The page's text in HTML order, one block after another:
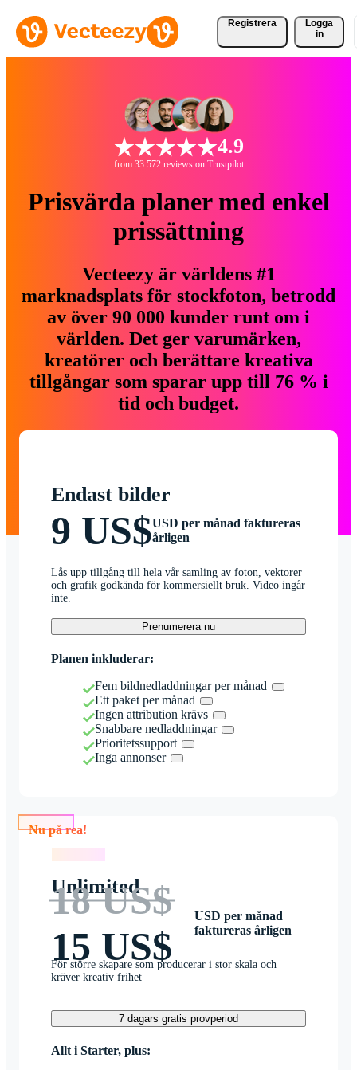
Registrera
Logga
in
4.9
from 33 572 reviews on Trustpilot
Prisvärda planer med enkel
prissättning
Vecteezy är världens #1
marknadsplats för stockfoton, betrodd
av över 90 000 kunder runt om i
världen. Det ger varumärken,
kreatörer och berättare kreativa
tillgångar som sparar upp till 76 % i
tid och budget.
Endast bilder
9 US$USD per månad faktureras
årligen
Lås upp tillgång till hela vår samling av foton, vektorer
och grafik godkända för kommersiellt bruk. Video ingår
inte.
Prenumerera nu
Planen inkluderar:
Fem bildnedladdningar per månad
Ett paket per månad
Ingen attribution krävs
Snabbare nedladdningar
Prioritetssupport
Inga annonser
Nu på rea!
Unlimited
18 US$
15 US$
USD per månad
faktureras årligen
För större skapare som producerar i stor skala och
kräver kreativ frihet
7 dagars gratis provperiod
Allt i Starter, plus: